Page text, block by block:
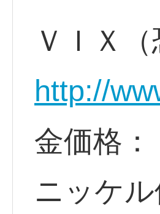
ＶＩＸ
http://
金価格：
ニッケル